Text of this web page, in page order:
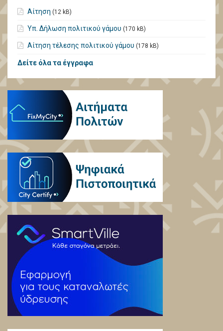
Αίτηση (12 kB)
Υπ. Δήλωση πολιτικού γάμου (170 kB)
Αίτηση τέλεσης πολιτικού γάμου (178 kB)
Δείτε όλα τα έγγραφα